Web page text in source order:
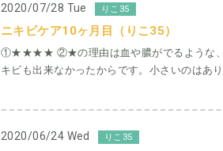
2020/07/28 Tue りこ35
ニキビケア10ヶ月目（りこ35）
①★★★★ ②★の理由は血や膿がでるような、
キビも出来なかったからです。小さいのはあ
2020/06/24 Wed りこ35